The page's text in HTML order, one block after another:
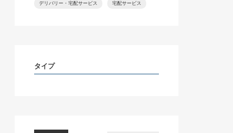
デリバリー・宅配サービス 宅配サービス
タイプ